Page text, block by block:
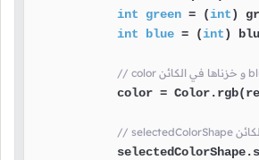
int
green = (int)
int
blue = (int)
color =